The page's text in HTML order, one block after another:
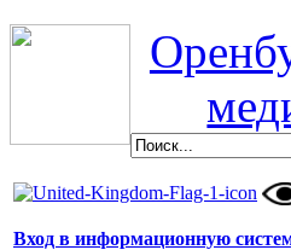
Вход в информационную